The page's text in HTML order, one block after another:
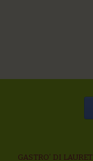
GASTRO’ DI